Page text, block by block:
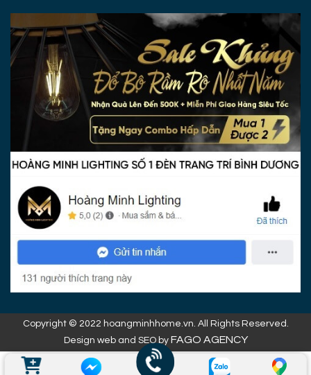
Copyright © 2022 hoangminhhome.vn. All Rights Reserved.
Design web and SEO by FAGO AGENCY